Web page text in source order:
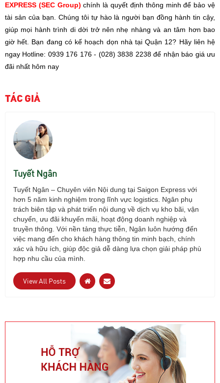
EXPRESS (SEC Group) chính là quyết định thông minh để bảo vệ
tài sản của bạn. Chúng tôi tự hào là người bạn đồng hành tin cậy,
giúp mọi hành trình di dời trở nên nhẹ nhàng và an tâm hơn bao
giờ hết. Bạn đang có kế hoạch dọn nhà tại Quận 12? Hãy liên hệ
ngay Hotline: 0939 176 176 - (028) 3838 2238 để nhận báo giá ưu
đãi nhất hôm nay
TÁC GIẢ
Tuyết Ngân
Tuyết Ngân – Chuyên viên Nội dung tại Saigon Express với
hơn 5 năm kinh nghiệm trong lĩnh vực logistics. Ngân phụ
trách biên tập và phát triển nội dung về dịch vụ kho bãi, vận
chuyển, ưu đãi khuyến mãi, hoạt động doanh nghiệp và
truyền thông. Với nền tảng thực tiễn, Ngân luôn hướng đến
việc mang đến cho khách hàng thông tin minh bạch, chính
xác và hữu ích, giúp độc giả dễ dàng lựa chọn giải pháp phù
hợp nhu cầu của mình.
View All Posts